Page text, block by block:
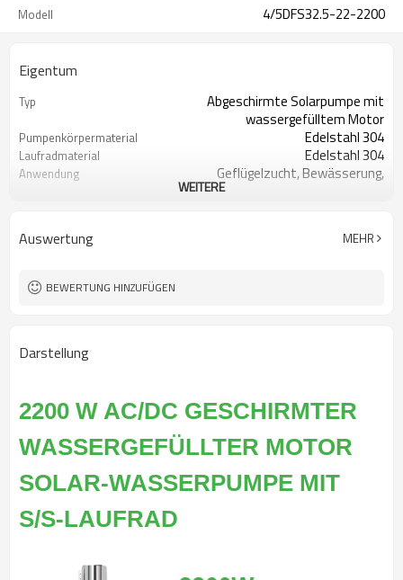
Modell 4/5DFS32.5-22-2200
Eigentum
Typ
Abgeschirmte Solarpumpe mit
wassergefülltem Motor
Pumpenkörpermaterial Edelstahl 304
Laufradmaterial Edelstahl 304
Anwendung
Geflügelzucht, Bewässerung,
WEITERE
Auswertung MEHR
BEWERTUNG HINZUFÜGEN
Darstellung
2200 W AC/DC GESCHIRMTER
WASSERGEFÜLLTER MOTOR
SOLAR-WASSERPUMPE MIT
S/S-LAUFRAD